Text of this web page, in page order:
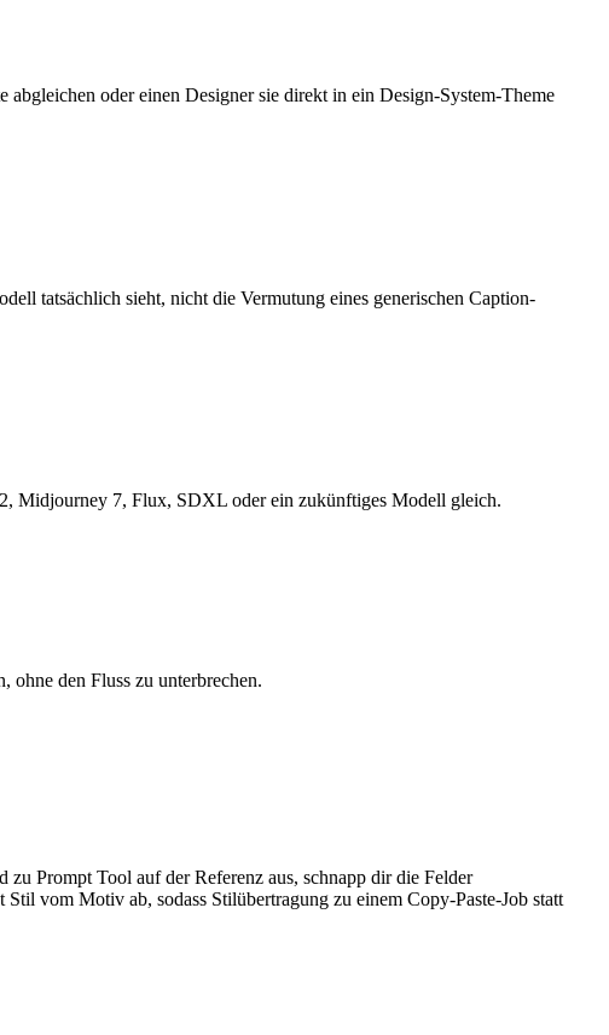
oder einen Designer sie direkt in ein Design-System-Theme
tatsächlich sieht, nicht die Vermutung eines generischen Caption-
Midjourney 7, Flux, SDXL oder ein zukünftiges Modell gleich.
ohne den Fluss zu unterbrechen.
Prompt Tool auf der Referenz aus, schnapp dir die Felder
vom Motiv ab, sodass Stilübertragung zu einem Copy-Paste-Job statt